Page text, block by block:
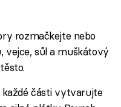
rozmačkejte nebo
vejce, sůl a muškátový
každé části vytvarujte